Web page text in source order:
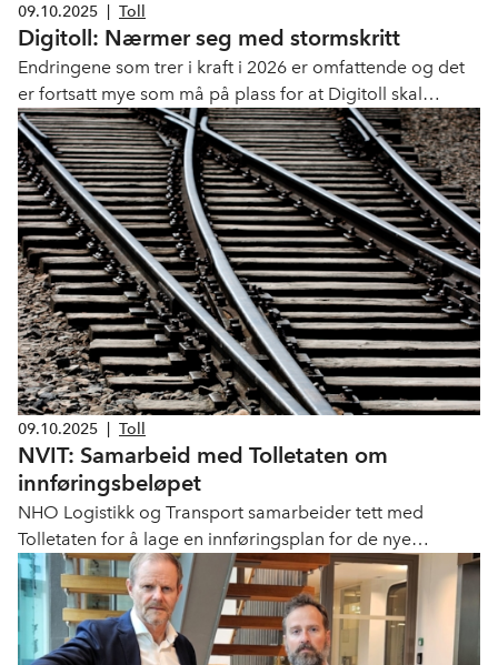
09.10.2025 Toll
Digitoll: Nærmer seg med stormskritt
Endringene som trer i kraft i 2026 er omfattende og det
er fortsatt mye som må på plass for at Digitoll skal
fungere for et samlet næringsliv.
09.10.2025 Toll
NVIT: Samarbeid med Tolletaten om
innføringsbeløpet
NHO Logistikk og Transport samarbeider tett med
Tolletaten for å lage en innføringsplan for de nye
opplysningskravene for norske varer i transitt gjennom
Sverige og Finland.